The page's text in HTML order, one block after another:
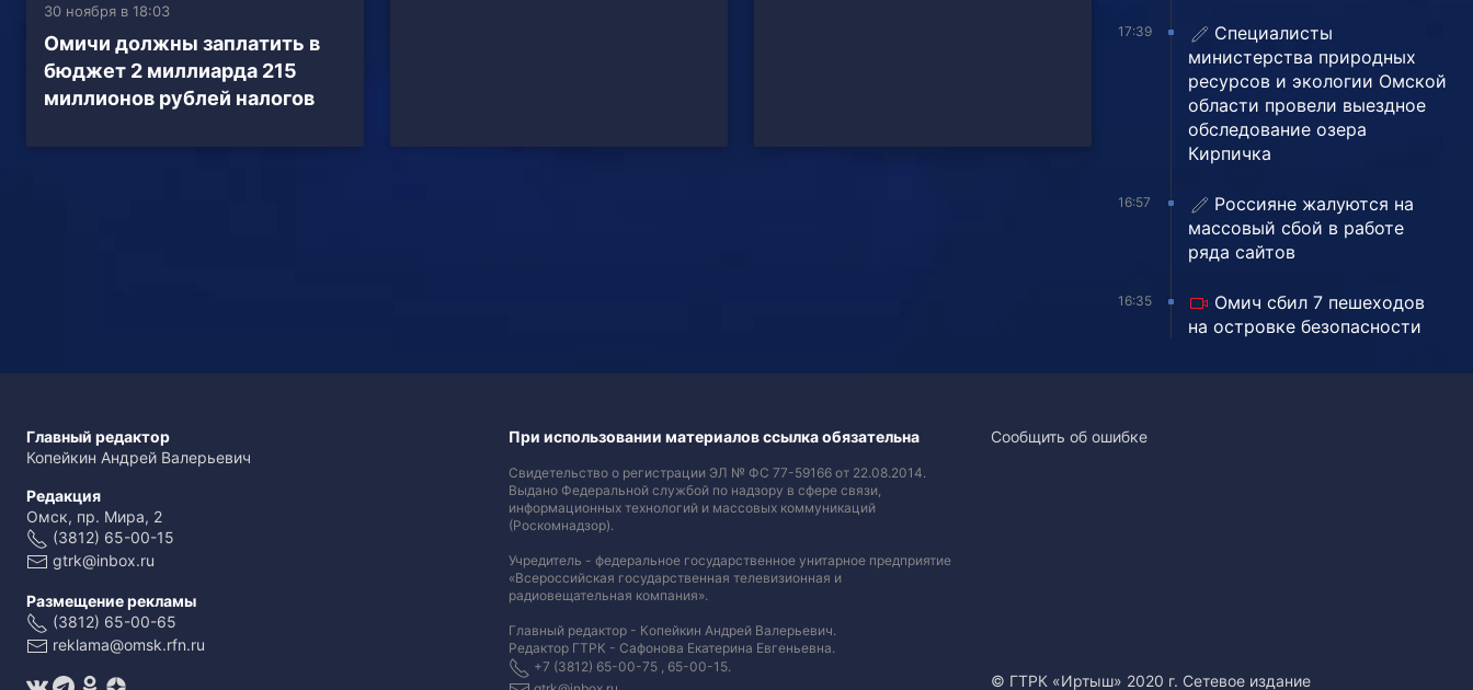
30 ноября в 18:03
Омичи должны заплатить в
бюджет 2 миллиарда 215
миллионов рублей налогов
17:39
Специалисты
министерства природных
ресурсов и экологии Омской
области провели выездное
обследование озера
Кирпичка
16:57
Россияне жалуются на
массовый сбой в работе
ряда сайтов
16:35
Омич сбил 7 пешеходов
на островке безопасности
Главный редактор
Копейкин Андрей Валерьевич
Редакция
Омск, пр. Мира, 2
(3812) 65-00-15
gtrk@inbox.ru
Размещение рекламы
(3812) 65-00-65
reklama@omsk.rfn.ru
При использовании материалов ссылка обязательна
Свидетельство о регистрации ЭЛ № ФС 77-59166 от 22.08.2014.
Выдано Федеральной службой по надзору в сфере связи,
информационных технологий и массовых коммуникаций
(Роскомнадзор).
Учредитель - федеральное государственное унитарное предприятие
«Всероссийская государственная телевизионная и
радиовещательная компания».
Главный редактор - Копейкин Андрей Валерьевич.
Редактор ГТРК - Сафонова Екатерина Евгеньевна.
+7 (3812) 65-00-75 , 65-00-15.
Сообщить об ошибке
© ГТРК «Иртыш» 2020 г. Сетевое издание